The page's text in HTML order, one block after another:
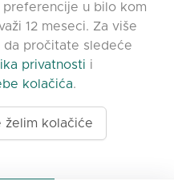
www.quora.com/
Agent-7/Maximizing-
| Sva prava
byC9 Group
u bilo kom
12 meseci. Za više
da pročitate sledeće
privatnosti i
kolačića.
želim kolačiće